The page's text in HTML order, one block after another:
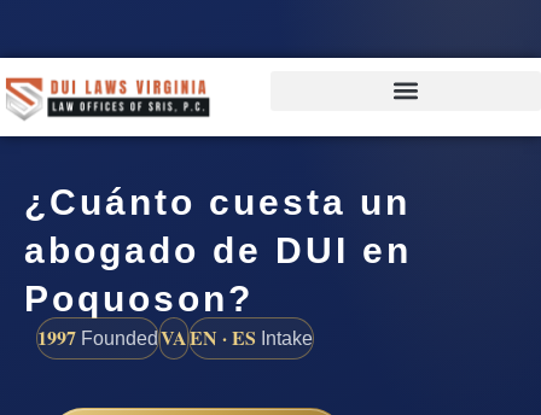
¿Cuánto cuesta un
abogado de DUI en
Poquoson?
1997 FoundedVAEN · ES Intake